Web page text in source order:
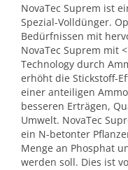
NovaTec Suprem ist
Spezial-Volldünger.
Bedürfnissen mit
NovaTec Suprem mit
Technology durch
erhöht die Stickstoff-
einer anteiligen
besseren Erträgen,
Umwelt. NovaTec
ein N-betonter
Menge an Phosphat
werden soll. Dies ist